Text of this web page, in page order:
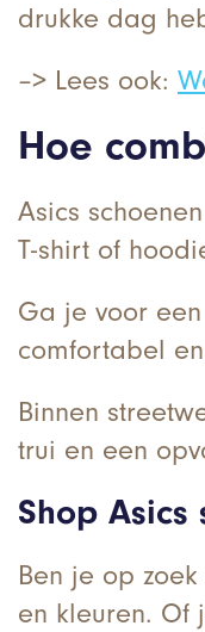
drukke dag
–> Lees ook:
Hoe
Asics
T-shirt of
Ga je voor
comfortabel
Binnen
trui en een
Shop
Ben je op
en kleuren. Of